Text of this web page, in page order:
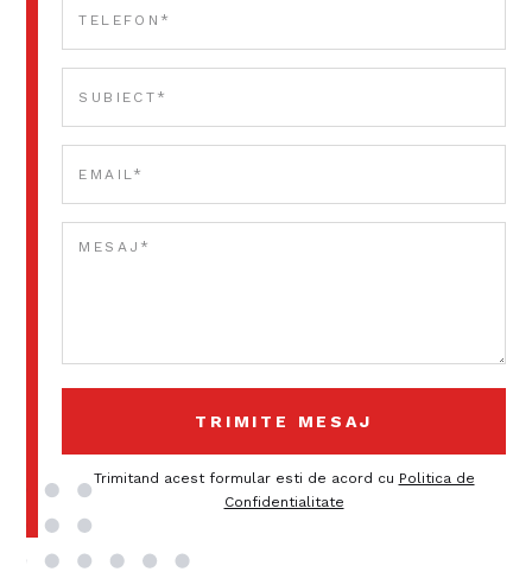
Trimitand acest formular esti de acord cu Politica de
Confidentialitate